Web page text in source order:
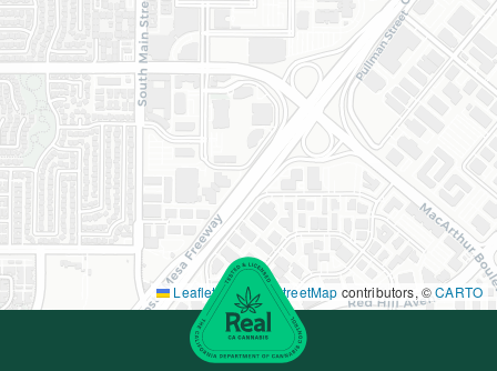
Leaflet|©OpenStreetMap contributors, ©CARTO